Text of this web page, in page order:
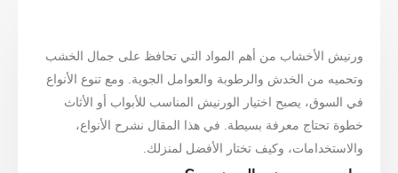
ورنيش الأخشاب من أهم المواد التي تحافظ على جمال الخشب
وتحميه من الخدش والرطوبة والعوامل الجوية. ومع تنوع الأنواع
في السوق، يصبح اختيار الورنيش المناسب للأبواب أو الأثاث
خطوة تحتاج معرفة بسيطة. في هذا المقال نشرح الأنواع،
والاستخدامات، وكيف تختار الأفضل لمنزلك.